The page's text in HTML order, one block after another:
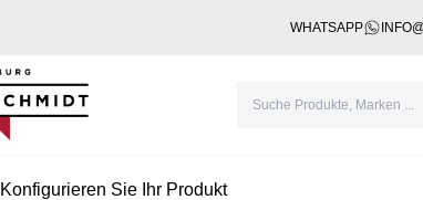
WHATSAPP
Konfigurieren Sie Ihr Produkt